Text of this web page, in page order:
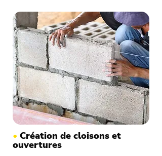
• Création de cloisons et
ouvertures